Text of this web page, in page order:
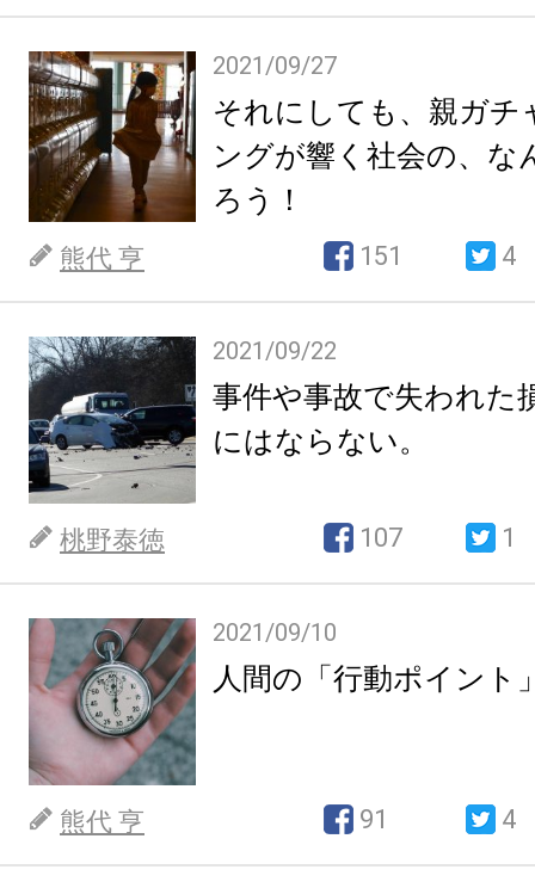
2021/09/27
それにしても、親ガチ
ングが響く社会の、な
ろう！
熊代 亨 151 4
2021/09/22
事件や事故で失われた
にはならない。
桃野泰徳 107 1
2021/09/10
人間の「行動ポイント
熊代 亨 91 4